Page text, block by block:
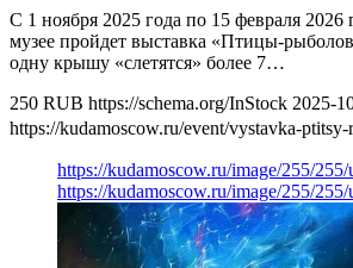
С 1 ноября 2025 года по 15 февраля 2026
музее пройдет выставка «Птицы-
одну крышу «слетятся» более 7…
250 RUB https://schema.org/InStock 2025-
https://kudamoscow.ru/event/vystavka-
https://kudamoscow.ru/image/255/
https://kudamoscow.ru/image/255/